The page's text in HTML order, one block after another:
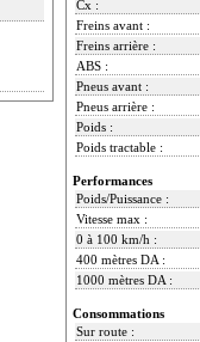
Cx :
Freins avant :
Freins arrière :
ABS :
Pneus avant :
Pneus arrière :
Poids :
Poids tractable :
Performances
Poids/Puissance :
Vitesse max :
0 à 100 km/h :
400 mètres DA :
1000 mètres DA :
Consommations
Sur route :